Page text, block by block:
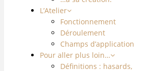
L’Atelier
Fonctionnement
Déroulement
Champs d’application
Pour aller plus loin…
Définitions : hasards,